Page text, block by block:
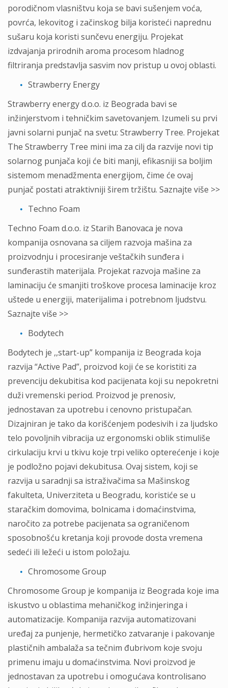
porodičnom vlasništvu koja se bavi sušenjem voća,
povrća, lekovitog i začinskog bilja koristeći naprednu
sušaru koja koristi sunčevu energiju. Projekat
izdvajanja prirodnih aroma procesom hladnog
filtriranja predstavlja sasvim nov pristup u ovoj oblasti.
Strawberry Energy
Strawberry energy d.o.o. iz Beograda bavi se
inžinjerstvom i tehničkim savetovanjem. Izumeli su prvi
javni solarni punjač na svetu: Strawberry Tree. Projekat
The Strawberry Tree mini ima za cilj da razvije novi tip
solarnog punjača koji će biti manji, efikasniji sa boljim
sistemom menadžmenta energijom, čime će ovaj
punjač postati atraktivniji širem tržištu. Saznajte više >>
Techno Foam
Techno Foam d.o.o. iz Starih Banovaca je nova
kompanija osnovana sa ciljem razvoja mašina za
proizvodnju i procesiranje veštačkih sunđera i
sunđerastih materijala. Projekat razvoja mašine za
laminaciju će smanjiti troškove procesa laminacije kroz
uštede u energiji, materijalima i potrebnom ljudstvu.
Saznajte više >>
Bodytech
Bodytech је ,,stаrt-up” kоmpаniја iz Bеоgrаdа koja
razvija “Active Pad”, proizvod koji će se koristiti za
prevenciju dekubitisa kod pacijenata koji su nepokretni
duži vremenski period. Proizvod je prenosiv,
jednostavan za upotrebu i cenovno pristupačan.
Dizajniran je tako da korišćenjem podesivih i za ljudsko
telo povoljnih vibracija uz ergonomski oblik stimuliše
cirkulaciju krvi u tkivu koje trpi veliko opterećenje i koje
je podložno pojavi dekubitusa. Ovaj sistem, koji se
razvija u saradnji sa istraživačima sa Mašinskog
fakulteta, Univerziteta u Beogradu, koristiće se u
staračkim domovima, bolnicama i domaćinstvima,
naročito za potrebe pacijenata sa ograničenom
sposobnošću kretanja koji provode dosta vremena
sedeći ili ležeći u istom položaju.
Chromosome Group
Chromosome Group je kompanija iz Beograda koje ima
iskustvo u oblastima mehaničkog inžinjeringa i
automatizacije. Kompanija razvija automatizovani
uređaj za punjenje, hermetičko zatvaranje i pakovanje
plastičnih ambalaža sa tečnim đubrivom koje svoju
primenu imaju u domaćinstvima. Novi proizvod je
jednostavan za upotrebu i omogućava kontrolisano